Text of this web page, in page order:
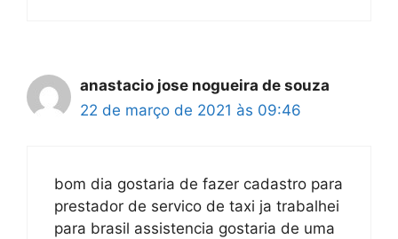
anastacio jose nogueira de souza
22 de março de 2021 às 09:46
bom dia gostaria de fazer cadastro para
prestador de servico de taxi ja trabalhei
para brasil assistencia gostaria de uma